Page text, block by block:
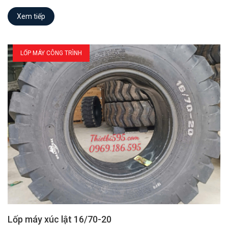
Xem tiếp
LỐP MÁY CÔNG TRÌNH
Lốp máy xúc lật 16/70-20